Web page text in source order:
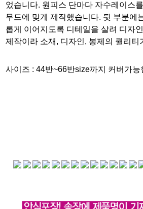
었습니다. 원피스 단마다 자수레이스
무드에 맞게 제작했습니다. 뒷 부분에
롭게 이어지도록 디테일을 살려 디자
제작이라 소재, 디자인, 봉제의 퀄리티
사이즈 : 44반~66반size까지 커버가능